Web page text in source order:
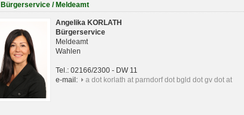
Bürgerservice / Meldeamt
Angelika KORLATH
Bürgerservice
Meldeamt
Wahlen
Tel.: 02166/2300 - DW 11
e-mail:
a dot korlath at parndorf dot bgld dot gv dot at